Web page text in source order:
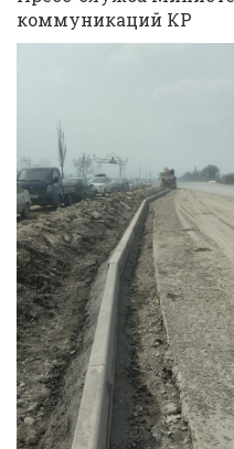
коммуникаций КР